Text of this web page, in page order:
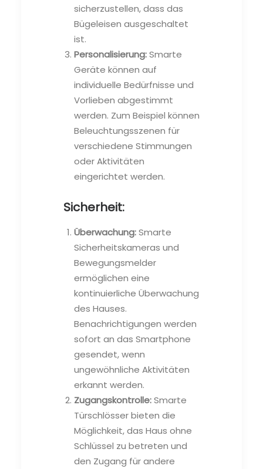
sicherzustellen, dass das
Bügeleisen ausgeschaltet
ist.
Personalisierung:Smarte
Geräte können auf
individuelle Bedürfnisse und
Vorlieben abgestimmt
werden. Zum Beispiel können
Beleuchtungsszenen für
verschiedene Stimmungen
oder Aktivitäten
eingerichtet werden.
Sicherheit:
Überwachung:Smarte
Sicherheitskameras und
Bewegungsmelder
ermöglichen eine
kontinuierliche Überwachung
des Hauses.
Benachrichtigungen werden
sofort an das Smartphone
gesendet, wenn
ungewöhnliche Aktivitäten
erkannt werden.
Zugangskontrolle:Smarte
Türschlösser bieten die
Möglichkeit, das Haus ohne
Schlüssel zu betreten und
den Zugang für andere